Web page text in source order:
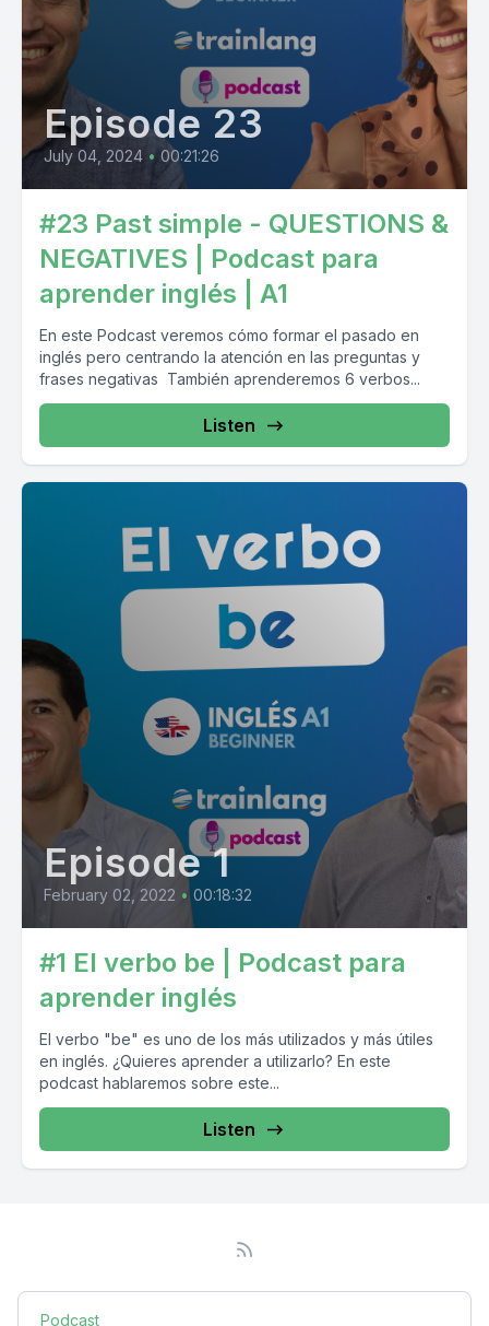
Episode 23
July 04, 2024 • 00:21:26
#23 Past simple - QUESTIONS &
NEGATIVES | Podcast para
aprender inglés | A1
En este Podcast veremos cómo formar el pasado en
inglés pero centrando la atención en las preguntas y
frases negativas También aprenderemos 6 verbos...
Listen
Episode 1
February 02, 2022 • 00:18:32
#1 El verbo be | Podcast para
aprender inglés
El verbo "be" es uno de los más utilizados y más útiles
en inglés. ¿Quieres aprender a utilizarlo? En este
podcast hablaremos sobre este...
Listen
Podcast